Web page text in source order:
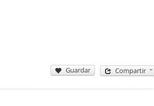
Guardar Compartir